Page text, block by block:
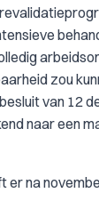
zou
van 12
naar een
er na